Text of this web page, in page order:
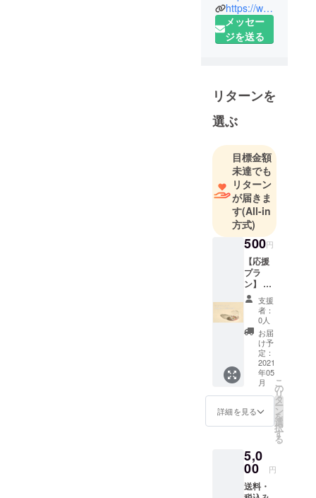
フォームを
しておりま
す。
に携わる仕
事につき今
年で8年目に
た。私が宝
石に興味を
持ったのは
子供の頃
で、当時は
天然石を集
めるのに夢
中になって
おりまし
た。今では
宝石をある
めたり・眺
めたり・コ
レクション
をするのが
趣味となっ
ておりまし
た。
ウィルスの
影響があ
り、ジュエ
https://www.instagram.com/gem_port
メッセー
ジを送る
リターンを
選ぶ
目標金額
未達でも
リターン
が届きま
す(All-in
方式)
500円
【応援
プラ
ン】 お
礼の
メール
を送ら
せて頂
きま
す。
支援
者：
0人
お届
け予
定：
2021
年05
月
詳細を見る
こ
の
リ
タ
ー
ン
を
選
択
す
る
5,0
00 円
送料・